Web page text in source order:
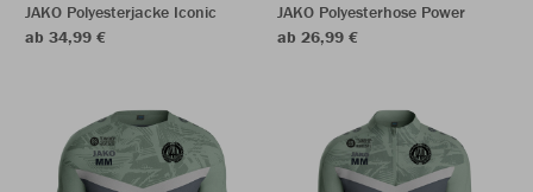
JAKO Polyesterjacke Iconic
ab 34,99 €
JAKO Polyesterhose Power
ab 26,99 €